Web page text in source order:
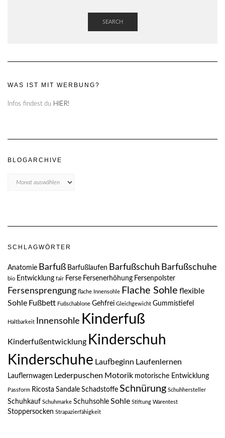
SEARCH
WAS IST MIT WERBUNG?
Infos findest du HIER!
BLOGARCHIVE
SCHLAGWÖRTER
Anatomie Barfuß Barfußlaufen Barfußschuh Barfußschuhe
bio Entwicklung fair Ferse Fersenerhöhung Fersenpolster
Fersensprengung flache Innensohle Flache Sohle flexible
Sohle Fußbett Fußschablone Gehfrei Gleichgewicht Gummistiefel
Haltbarkeit Innensohle Kinderfuß
Kinderfußentwicklung Kinderschuh
Kinderschuhe Laufbeginn Laufenlernen
Lauflernwagen Lederpuschen Motorik motorische Entwicklung
Passform Ricosta Sandale Schadstoffe Schnürung Schuhhersteller
Schuhkauf Schuhmarke Schuhsohle Sohle Stiftung Warentest
Stoppersocken Strapazierfähigkeit